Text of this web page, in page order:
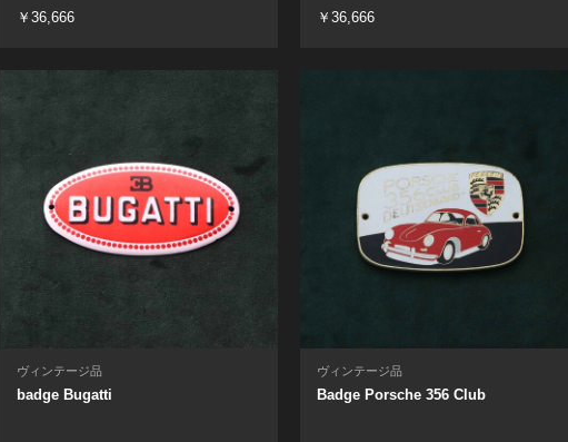
￥36,666 ￥36,666
ヴィンテージ品
badge Bugatti
ヴィンテージ品
Badge Porsche 356 Club